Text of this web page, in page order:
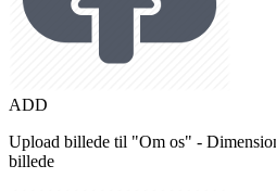
ADD
Upload billede til "Om os" -
billede